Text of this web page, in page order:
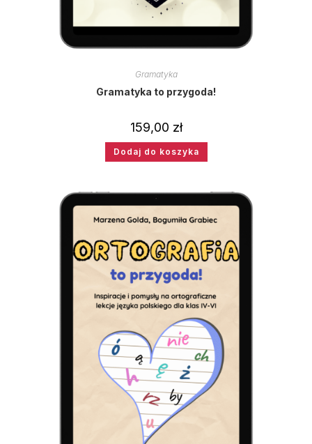
Gramatyka
Gramatyka to przygoda!
159,00 zł
Dodaj do koszyka